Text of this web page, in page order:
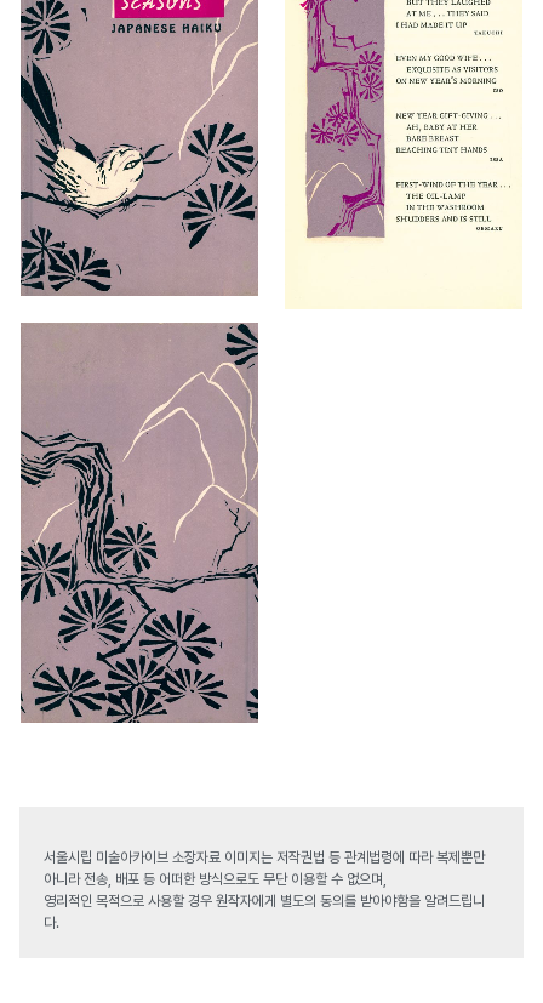
서울시립 미술아카이브 소장자료 이미지는 저작권법 등 관계법령에 따라 복제뿐만
아니라 전송, 배포 등 어떠한 방식으로도 무단 이용할 수 없으며,
영리적인 목적으로 사용할 경우 원작자에게 별도의 동의를 받아야함을 알려드립니
다.